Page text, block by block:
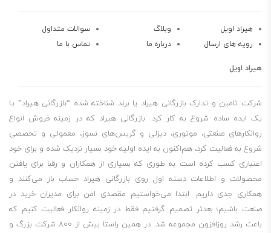
هیراد اویل وبلاگ
سوالات متداول
رویه های ارسال
درباره ما تماس با ما
هیراد اویل
شرکت تامین و تدارک بازرگانی هیراد یا برند شناخته شده “بازرگانی هیراد” بـا
یک ایده ساده شروع به کار کرد. بازرگانی هیراد که در زمینه فروش انواع
روانکارهای صنعتی، موتوری، دیزلی و گریس‌های نسوز، معمولی و تخصصی
شروع به فعالیت کرد، هم‌اکنون به ایده اولیه خود بسیار نزدیک شده و برای خود
اعتباری کسب کرده است به طوری که بسیاری از همکاران و رقبا برای یافتن
محصولات و اطلاعات دسته اول روی بازرگانی هیراد حساب باز می‌کنند و
همکاری جدی داریم. ابتدا می‌خواستیم مقصدی امن برای مدیران خرید در
صنعت باشیم؛ بعدتر تصمیم گرفتیم فقط در زمینه روانکار فعالیت کنیم که
باعث رشد روزافزون مجموعه شد. در همین راستا بیش از 800 شرکت بزرگ و